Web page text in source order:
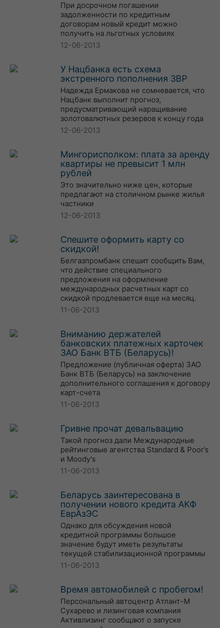
При досрочном погашении
задолженности по кредитным
договорам новый кредит можно
получить на льготных условиях
12-06-2013
У Нацбанка есть схема
экстренного пополнения ЗВР
Надежда Ермакова не сомневается, что
Нацбанк выполнит прогноз,
предусматривающий наращивание
золотовалютных резервов к концу года
12-06-2013
Мингорисполком: плата за аренду
квартиры не превысит 1 млн
рублей
Это значительно ниже цен, которые
предлагают на столичном рынке жилья
частники
12-06-2013
Спешите оформить карту со
скидкой!
Белгазпромбанк спешит сообщить Вам,
что действие специального
предложения на оформление
международных расчетных карт со
скидкой продлевается еще на месяц.
11-06-2013
Вниманию держателей
банковских платежных карточек
ЗАО Банк ВТБ (Беларусь)!
Предложение (публичная оферта) ЗАО
Банк ВТБ (Беларусь) на заключение
дополнительного соглашения к договору
карт-счета
11-06-2013
Гривне прочат девальвацию
Такой прогноз дали Международные
рейтинговые агентства Standard & Poor’s
и Moody's
11-06-2013
Беларусь заинтересована в
получении нового кредита АКФ
ЕврАзЭС
Однако для обсуждения новой
кредитной программы большое
значение будут иметь результаты
текущей стабилизационной программы
11-06-2013
Время автомобилей с пробегом!
Персональный автоцентр Атлант-М
Сухарево и лизинговая компания
Активлизинг сообщают о запуске